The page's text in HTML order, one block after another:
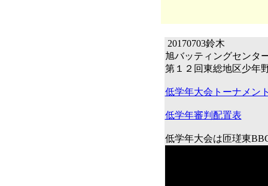
20170703鈴木
旭バッティングセンタ
第１２回東総地区少年
低学年大会トーナメン
低学年審判配置表
低学年大会は匝瑳東